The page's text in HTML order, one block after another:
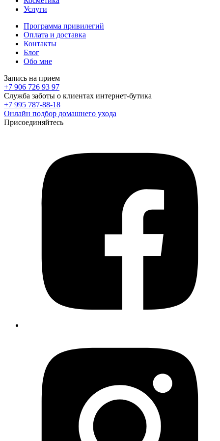
Услуги
Программа привилегий
Оплата и доставка
Контакты
Блог
Обо мне
Запись на прием
+7 906 726 93 97
Служба заботы о клиентах интернет-бутика
+7 995 787-88-18
Онлайн подбор домашнего ухода
Присоединяйтесь